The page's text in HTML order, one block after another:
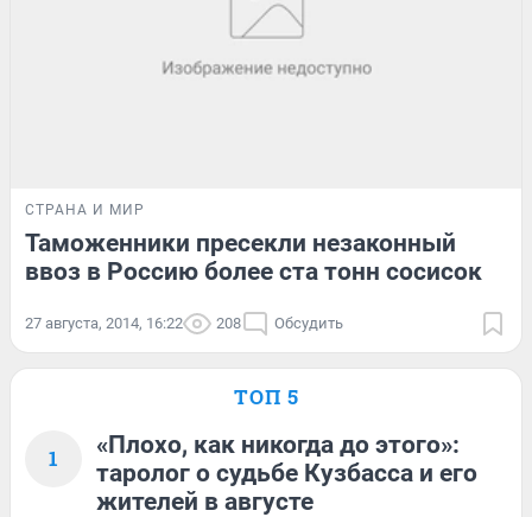
СТРАНА И МИР
Таможенники пресекли незаконный
ввоз в Россию более ста тонн сосисок
27 августа, 2014, 16:22 208 Обсудить
ТОП 5
1
«Плохо, как никогда до этого»:
таролог о судьбе Кузбасса и его
жителей в августе